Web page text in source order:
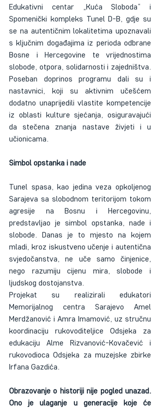
Edukativni centar „Kuća Sloboda“ i
Spomenički kompleks Tunel D-B, gdje su
se na autentičnim lokalitetima upoznavali
s ključnim događajima iz perioda odbrane
Bosne i Hercegovine te vrijednostima
slobode, otpora, solidarnosti i zajedništva.
Poseban doprinos programu dali su i
nastavnici, koji su aktivnim učešćem
dodatno unaprijedili vlastite kompetencije
iz oblasti kulture sjećanja, osiguravajući
da stečena znanja nastave živjeti i u
učionicama.
Simbol opstanka i nade
Tunel spasa, kao jedina veza opkoljenog
Sarajeva sa slobodnom teritorijom tokom
agresije na Bosnu i Hercegovinu,
predstavljao je simbol opstanka, nade i
slobode. Danas je to mjesto na kojem
mladi, kroz iskustveno učenje i autentična
svjedočanstva, ne uče samo činjenice,
nego razumiju cijenu mira, slobode i
ljudskog dostojanstva.
Projekat su realizirali edukatori
Memorijalnog centra Sarajevo Amel
Merdžanović i Amra Imamović, uz stručnu
koordinaciju rukovoditeljice Odsjeka za
edukaciju Alme Rizvanović-Kovačević i
rukovodioca Odsjeka za muzejske zbirke
Irfana Gazdića.
Obrazovanje o historiji nije pogled unazad.
Ono je ulaganje u generacije koje će